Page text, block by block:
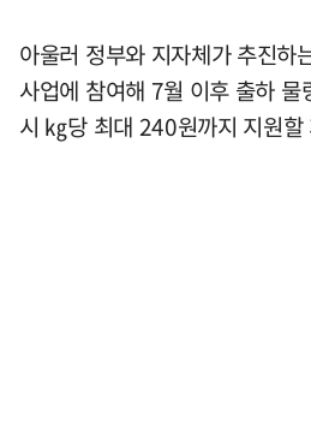
아울러 정부와 지자체가 추진하
사업에 참여해 7월 이후 출하
시 ㎏당 최대 240원까지 지원할